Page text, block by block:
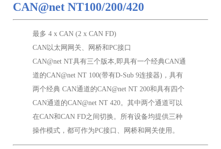
CAN@net NT100/200/420
最多 4 x CAN (2 x CAN FD)
CAN以太网网关、网桥和PC接口
CAN@net NT具有三个版本,即具有一个经典CAN通
道的CAN@net NT 100(带有D-Sub 9连接器)，具有
两个经典 CAN通道的CAN@net NT 200和具有四个
CAN通道的CAN@net NT 420。其中两个通道可以
在CAN和CAN FD之间切换。所有设备均提供三种
操作模式，都可作为PC接口、网桥和网关使用。